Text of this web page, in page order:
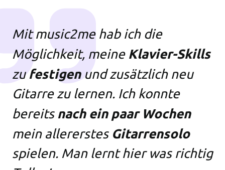
Mit music2me hab ich die
Möglichkeit, meine Klavier-Skills
zufestigenund zusätzlich neu
Gitarre zu lernen. Ich konnte
bereits nach ein paar Wochen
mein allererstes Gitarrensolo
spielen. Man lernt hier was richtig